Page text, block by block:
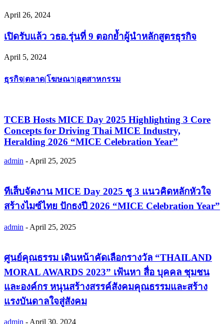
April 26, 2024
เปิดรับแล้ว วธอ.รุ่นที่ 9 ตอกย้ำผู้นำหลักสูตรธุรกิจ
April 5, 2024
ธุรกิจ|ตลาด|โฆษณา|อุตสาหกรรม
TCEB Hosts MICE Day 2025 Highlighting 3 Core
Concepts for Driving Thai MICE Industry,
Heralding 2026 “MICE Celebration Year”
admin - April 25, 2025
ทีเส็บจัดงาน MICE Day 2025 ชู 3 แนวคิดหลักหัวใจ
สร้างไมซ์ไทย ปักธงปี 2026 “MICE Celebration Year”
admin - April 25, 2025
ศูนย์คุณธรรม เดินหน้าคัดเลือกรางวัล “THAILAND
MORAL AWARDS 2023” เฟ้นหา สื่อ บุคคล ชุมชน
และองค์กร หนุนสร้างสรรค์สังคมคุณธรรมและสร้าง
แรงบันดาลใจสู่สังคม
admin - April 30, 2024